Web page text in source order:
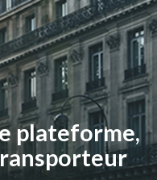
plateforme,